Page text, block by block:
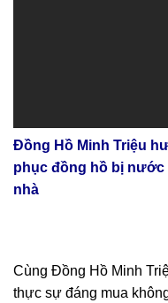
Đồng Hồ Minh Triệu
phục đồng hồ bị
nhà
Cùng Đồng Hồ Minh
thực sự đáng mua